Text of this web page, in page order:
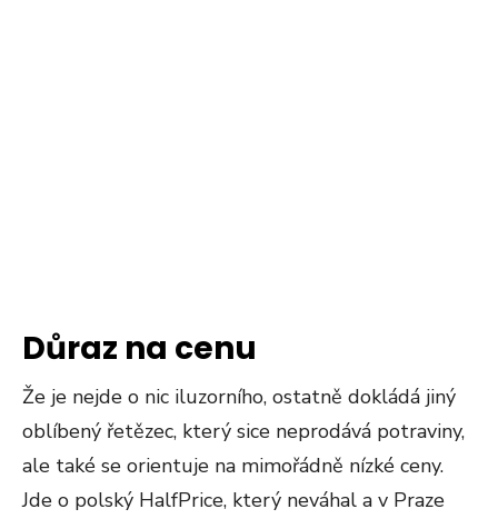
Důraz na cenu
Že je nejde o nic iluzorního, ostatně dokládá jiný
oblíbený řetězec, který sice neprodává potraviny,
ale také se orientuje na mimořádně nízké ceny.
Jde o polský HalfPrice, který neváhal a v Praze